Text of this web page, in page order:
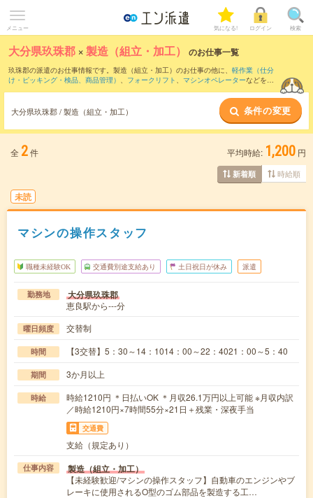
メニュー 気になる! ログイン 検索
大分県玖珠郡 ×製造（組立・加工） のお仕事一覧
玖珠郡の派遣のお仕事情報です。製造（組立・加工）のお仕事の他に、 軽作業（仕分
け・ピッキング・検品、商品管理） 、 フォークリフト 、 マシンオペレーターなどを取
製造（組立・加工）のお仕事とは？とは？
大分県玖珠郡 / 製造（組立・加工） 条件の変更
全 2件 平均時給: 1,200 円
新着順 時給順
未読
マシンの操作スタッフ
職種未経験OK 交通費別途支給あり 土日祝日が休み 派遣
勤務地 大分県玖珠郡
恵良駅から---分
曜日頻度 交替制
時間 【3交替】5：30～14：1014：00～22：4021：00～5：40
期間 3か月以上
時給
時給1210円 ＊日払いOK ＊月収26.1万円以上可能 ※月収内訳
／時給1210円×7時間55分×21日＋残業・深夜手当
交通費
支給（規定あり）
仕事内容 製造（組立・加工）
【未経験歓迎/マシンの操作スタッフ】自動車のエンジンやブ
レーキに使用されるO型のゴム部品を製造する工…